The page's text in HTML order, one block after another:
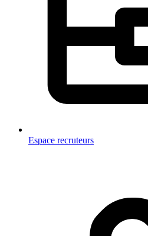
Espace recruteurs